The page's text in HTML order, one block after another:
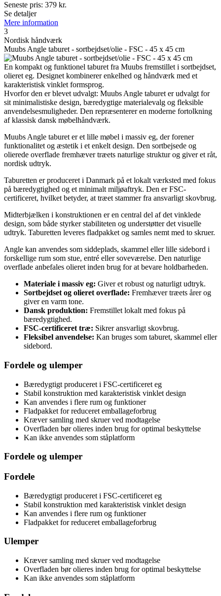
Seneste pris: 379 kr.
Se detaljer
Mere information
3
Nordisk håndværk
Muubs Angle taburet - sortbejdset/olie - FSC - 45 x 45 cm
En kompakt og funktionel taburet fra Muubs fremstillet i sortbejdset,
olieret eg. Designet kombinerer enkelhed og håndværk med et
karakteristisk vinklet formsprog.
Hvorfor den er blevet udvalgt: Muubs Angle taburet er udvalgt for
sit minimalistiske design, bæredygtige materialevalg og fleksible
anvendelsesmuligheder. Den repræsenterer en moderne fortolkning
af klassisk dansk møbelhåndværk.
Muubs Angle taburet er et lille møbel i massiv eg, der forener
funktionalitet og æstetik i et enkelt design. Den sortbejsede og
olierede overflade fremhæver træets naturlige struktur og giver et råt,
nordisk udtryk.
Taburetten er produceret i Danmark på et lokalt værksted med fokus
på bæredygtighed og et minimalt miljøaftryk. Den er FSC-
certificeret, hvilket betyder, at træet stammer fra ansvarligt skovbrug.
Midterbjælken i konstruktionen er en central del af det vinklede
design, som både styrker stabiliteten og understøtter det visuelle
udtryk. Taburetten leveres fladpakket og samles nemt med to skruer.
Angle kan anvendes som siddeplads, skammel eller lille sidebord i
forskellige rum som stue, entré eller soveværelse. Den naturlige
overflade anbefales olieret inden brug for at bevare holdbarheden.
Materiale i massiv eg: Giver et robust og naturligt udtryk.
Sortbejdset og olieret overflade: Fremhæver træets årer og
giver en varm tone.
Dansk produktion: Fremstillet lokalt med fokus på
bæredygtighed.
FSC-certificeret træ: Sikrer ansvarligt skovbrug.
Fleksibel anvendelse: Kan bruges som taburet, skammel eller
sidebord.
Fordele og ulemper
Bæredygtigt produceret i FSC-certificeret eg
Stabil konstruktion med karakteristisk vinklet design
Kan anvendes i flere rum og funktioner
Fladpakket for reduceret emballageforbrug
Kræver samling med skruer ved modtagelse
Overfladen bør olieres inden brug for optimal beskyttelse
Kan ikke anvendes som ståplatform
Fordele og ulemper
Fordele
Bæredygtigt produceret i FSC-certificeret eg
Stabil konstruktion med karakteristisk vinklet design
Kan anvendes i flere rum og funktioner
Fladpakket for reduceret emballageforbrug
Ulemper
Kræver samling med skruer ved modtagelse
Overfladen bør olieres inden brug for optimal beskyttelse
Kan ikke anvendes som ståplatform